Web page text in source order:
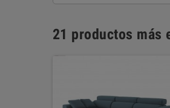
21 productos más